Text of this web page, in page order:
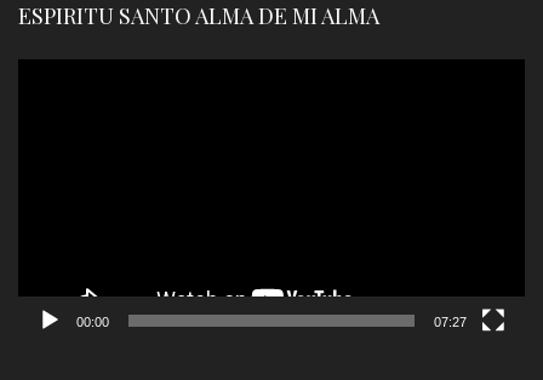
ESPIRITU SANTO ALMA DE MI ALMA
00:00 07:27